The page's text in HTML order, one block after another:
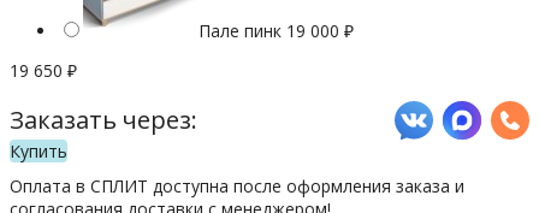
Пале пинк 19 000 ₽
19 650 ₽
Заказать через:
Купить
Оплата в СПЛИТ доступна после оформления заказа и